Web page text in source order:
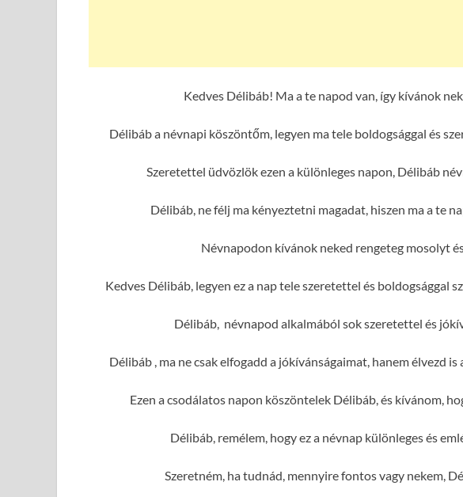
Kedves Délibáb! Ma a te napod van, így kívánok
Délibáb a névnapi köszöntőm, legyen ma tele boldogsággal és
Szeretettel üdvözlök ezen a különleges napon, Délibáb
Délibáb, ne félj ma kényeztetni magadat, hiszen ma a te
Névnapodon kívánok neked rengeteg mosolyt
Kedves Délibáb, legyen ez a nap tele szeretettel és boldogsággal
Délibáb, névnapod alkalmából sok szeretettel és
Délibáb , ma ne csak elfogadd a jókívánságaimat, hanem élvezd
Ezen a csodálatos napon köszöntelek Délibáb, és kívánom,
Délibáb, remélem, hogy ez a névnap különleges és
Szeretném, ha tudnád, mennyire fontos vagy nekem,